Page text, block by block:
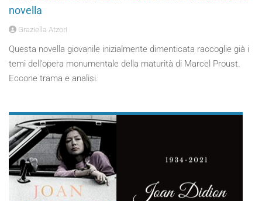
novella
Graziella Atzori
Questa novella giovanile inizialmente dimenticata raccoglie già i
temi dell’opera monumentale della maturità di Marcel Proust.
Eccone trama e analisi.